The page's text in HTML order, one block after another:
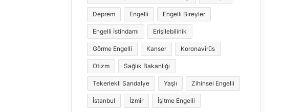
Deprem Engelli Engelli Bireyler
Engelli İstihdamı Erişilebilirlik
Görme Engelli Kanser Koronavirüs
Otizm Sağlık Bakanlığı
Tekerlekli Sandalye Yaşlı Zihinsel Engelli
İstanbul İzmir İşitme Engelli